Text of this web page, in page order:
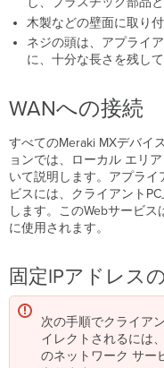
木製などの壁面に取り
ネジの頭は、アプライ
に、十分な長さを残して
WANへの接続
すべてのMeraki MXデバイ
ョンでは、ローカル エリ
いて説明します。アプラ
ビスには、クライアント
します。このWebサービス
に使用されます。
固定IPアドレス
次の手順でクライア
イレクトされるには
のネットワーク サー